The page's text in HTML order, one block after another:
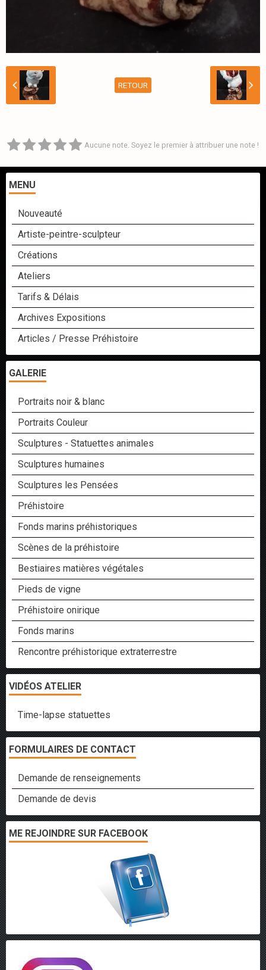
RETOUR
Aucune note. Soyez le premier à attribuer une note !
MENU
Nouveauté
Artiste-peintre-sculpteur
Créations
Ateliers
Tarifs & Délais
Archives Expositions
Articles / Presse Préhistoire
GALERIE
Portraits noir & blanc
Portraits Couleur
Sculptures - Statuettes animales
Sculptures humaines
Sculptures les Pensées
Préhistoire
Fonds marins préhistoriques
Scènes de la préhistoire
Bestiaires matières végétales
Pieds de vigne
Préhistoire onirique
Fonds marins
Rencontre préhistorique extraterrestre
VIDÉOS ATELIER
Time-lapse statuettes
FORMULAIRES DE CONTACT
Demande de renseignements
Demande de devis
ME REJOINDRE SUR FACEBOOK